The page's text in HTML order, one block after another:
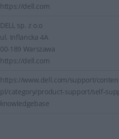
https://dell.com
DELL sp. z o.o
ul. Inflancka 4A
00-189 Warszawa
https://dell.com
https://www.dell.com/support/
pl/category/product-support/self-
knowledgebase